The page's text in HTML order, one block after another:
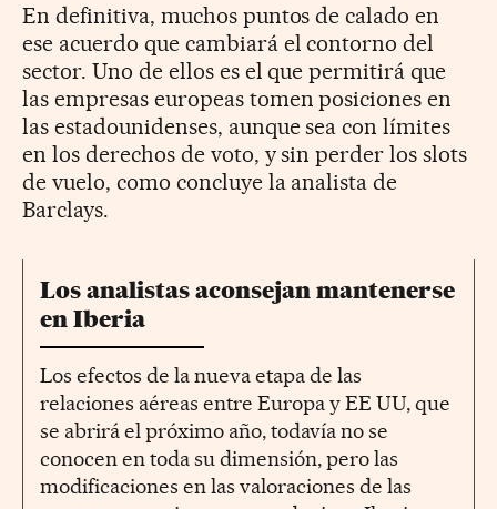
En definitiva, muchos puntos de calado en
ese acuerdo que cambiará el contorno del
sector. Uno de ellos es el que permitirá que
las empresas europeas tomen posiciones en
las estadounidenses, aunque sea con límites
en los derechos de voto, y sin perder los slots
de vuelo, como concluye la analista de
Barclays.
Los analistas aconsejan mantenerse
en Iberia
Los efectos de la nueva etapa de las
relaciones aéreas entre Europa y EE UU, que
se abrirá el próximo año, todavía no se
conocen en toda su dimensión, pero las
modificaciones en las valoraciones de las